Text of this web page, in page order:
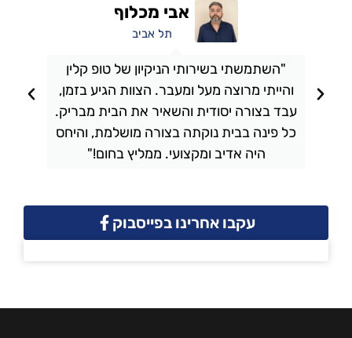
"השתמשתי בשירותי הניקיון של טופ קלין
והייתי מרוצה מעל ומעבר. הצוות הגיע בזמן,
עבד בצורה יסודית והשאיר את הבית מבריק.
כל פינה בבית נוקתה בצורה מושלמת, והיחס
היה אדיב ומקצועי. ממליץ בחום!"
אבי מכלוף
תל אביב
עקבו אחרינו בפייסבוק